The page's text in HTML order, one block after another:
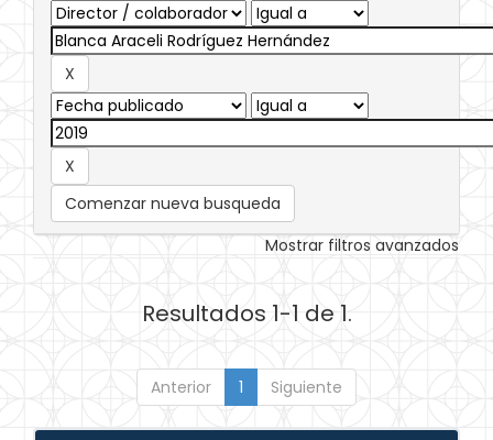
Comenzar nueva busqueda
Mostrar filtros avanzados
Resultados 1-1 de 1.
Anterior 1 Siguiente